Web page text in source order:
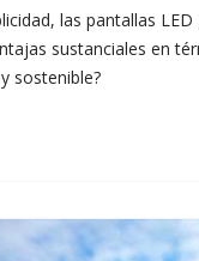
las pantallas
sustanciales en
sostenible?